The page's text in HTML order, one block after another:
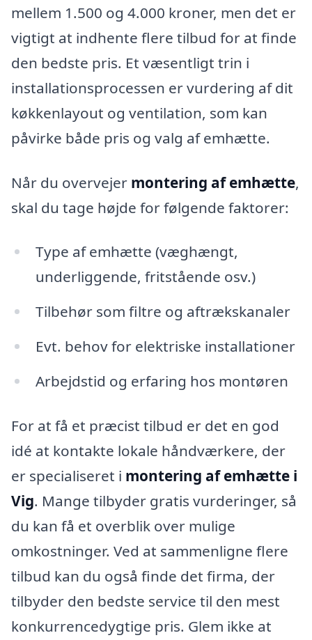
mellem 1.500 og 4.000 kroner, men det er
vigtigt at indhente flere tilbud for at finde
den bedste pris. Et væsentligt trin i
installationsprocessen er vurdering af dit
køkkenlayout og ventilation, som kan
påvirke både pris og valg af emhætte.
Når du overvejer montering af emhætte,
skal du tage højde for følgende faktorer:
Type af emhætte (væghængt,
underliggende, fritstående osv.)
Tilbehør som filtre og aftrækskanaler
Evt. behov for elektriske installationer
Arbejdstid og erfaring hos montøren
For at få et præcist tilbud er det en god
idé at kontakte lokale håndværkere, der
er specialiseret i montering af emhætte i
Vig. Mange tilbyder gratis vurderinger, så
du kan få et overblik over mulige
omkostninger. Ved at sammenligne flere
tilbud kan du også finde det firma, der
tilbyder den bedste service til den mest
konkurrencedygtige pris. Glem ikke at